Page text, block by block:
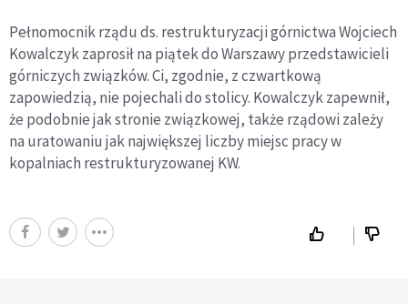
Pełnomocnik rządu ds. restrukturyzacji górnictwa Wojciech
Kowalczyk zaprosił na piątek do Warszawy przedstawicieli
górniczych związków. Ci, zgodnie, z czwartkową
zapowiedzią, nie pojechali do stolicy. Kowalczyk zapewnił,
że podobnie jak stronie związkowej, także rządowi zależy
na uratowaniu jak największej liczby miejsc pracy w
kopalniach restrukturyzowanej KW.